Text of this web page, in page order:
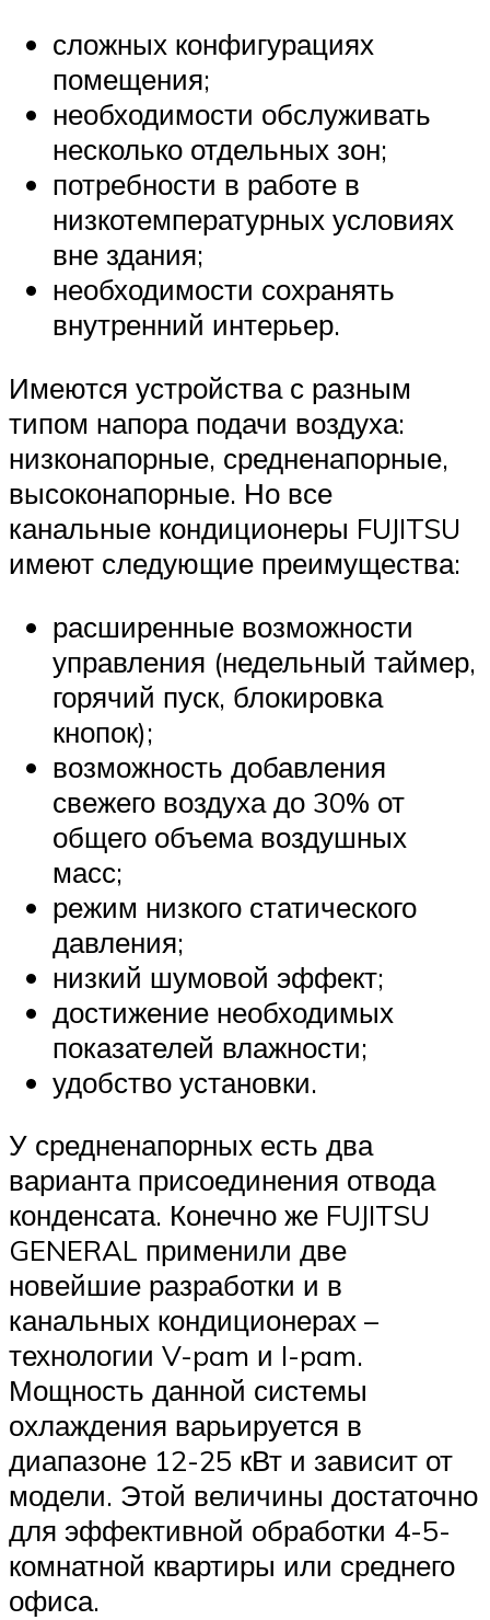
сложных конфигурациях
помещения;
необходимости обслуживать
несколько отдельных зон;
потребности в работе в
низкотемпературных условиях
вне здания;
необходимости сохранять
внутренний интерьер.
Имеются устройства с разным
типом напора подачи воздуха:
низконапорные, средненапорные,
высоконапорные. Но все
канальные кондиционеры FUJITSU
имеют следующие преимущества:
расширенные возможности
управления (недельный таймер,
горячий пуск, блокировка
кнопок);
возможность добавления
свежего воздуха до 30% от
общего объема воздушных
масс;
режим низкого статического
давления;
низкий шумовой эффект;
достижение необходимых
показателей влажности;
удобство установки.
У средненапорных есть два
варианта присоединения отвода
конденсата. Конечно же FUJITSU
GENERAL применили две
новейшие разработки и в
канальных кондиционерах –
технологии V-pam и I-pam.
Мощность данной системы
охлаждения варьируется в
диапазоне 12-25 кВт и зависит от
модели. Этой величины достаточно
для эффективной обработки 4-5-
комнатной квартиры или среднего
офиса.